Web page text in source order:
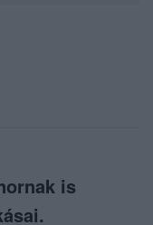
is